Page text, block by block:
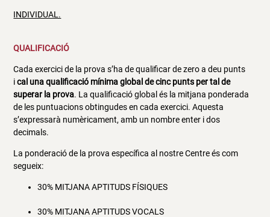
INDIVIDUAL.
QUALIFICACIÓ
Cada exercici de la prova s’ha de qualificar de zero a deu punts
ical una qualificació mínima global de cinc punts per tal de
superar la prova. La qualificació global és la mitjana ponderada
de les puntuacions obtingudes en cada exercici. Aquesta
s’expressarà numèricament, amb un nombre enter i dos
decimals.
La ponderació de la prova específica al nostre Centre és com
segueix:
30% MITJANA APTITUDS FÍSIQUES
30% MITJANA APTITUDS VOCALS